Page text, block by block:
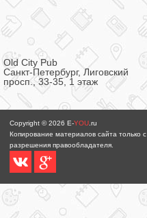
Old City Pub
Санкт-Петербург, Лиговский
просп., 33-35, 1 этаж
Copyright © 2026 E-YOU .ru
Копирование материалов сайта только с
разрешения правообладателя.